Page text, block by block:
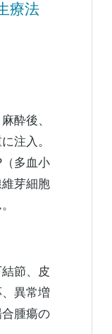
療法
酔後、
注入。
（多血小
芽細胞
節、皮
異常増
腫瘍の